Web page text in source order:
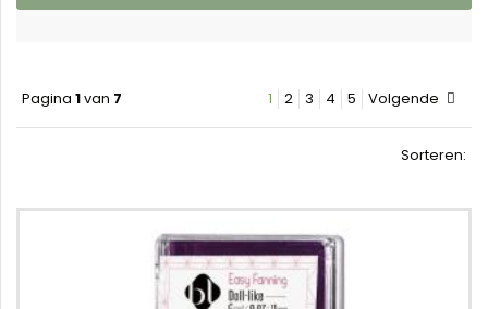
Pagina 1van 7 1 2 3 4 5 Volgende
Sorteren: